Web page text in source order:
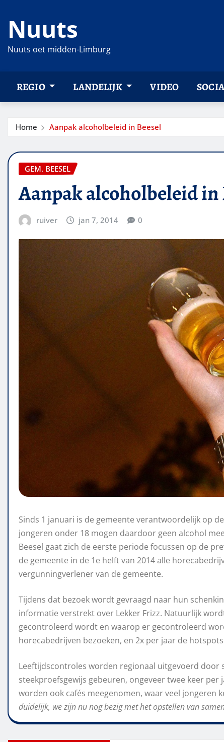
naar
inhoud
Nuuts
Nuuts oet midden-Limburg
REGIO LANDELIJK VIDEO
Home Aanpak alcoholbeleid in Beesel
GEM. BEESEL
Aanpak alcoholbeleid in
ruiver jan 7, 2014 0
Sinds 1 januari is de gemeente verantwoordelijk op
jongeren onder 18 mogen daardoor geen alcohol
Beesel gaat zich de eerste periode focussen op de
de gemeente in de 1e helft van 2014 alle
vergunningverlener van de gemeente.
Tijdens dat bezoek wordt gevraagd naar hun
informatie verstrekt over Lekker Frizz. Natuurlijk
gecontroleerd wordt en waarop er gecontroleerd
horecabedrijven bezoeken, en 2x per jaar de
Leeftijdscontroles worden regionaal uitgevoerd door
steekproefsgewijs gebeuren, ongeveer twee keer
worden ook cafés meegenomen, waar veel jongeren
duidelijk, we zijn nu nog bezig met het opstellen van